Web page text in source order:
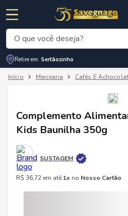
CUPOM DE DESCONTO
O que você deseja?
Retire em: Sertãozinho
Mercearia Cafés E
Complemento
Kids Baunilha 350g
SUSTAGEM
R$ 36,72 em até 1x no Nosso Cartão
Termos mais buscados
3º
cerveja
5º arroz